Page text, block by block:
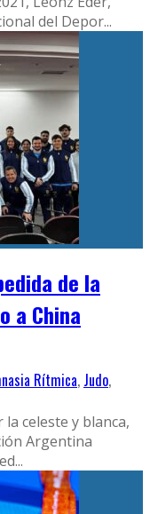
del Depor...
de la
a China
Rítmica, Judo,
celeste y blanca,
Argentina
...